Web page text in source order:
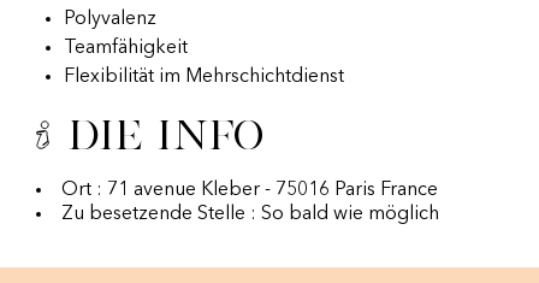
Polyvalenz
Teamfähigkeit
Flexibilität im Mehrschichtdienst
Die Info
Ort : 71 avenue Kleber - 75016 Paris France
Zu besetzende Stelle : So bald wie möglich